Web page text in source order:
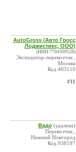
AutoGross (Авто Гросс
Лоджистикс, ООО)
(ИНН:7704309528)
Экспедитор-перевозчик ,
Москва
Код:403110
#11
Вадо (удалена)
Перевозчик ,
Нижний Новгород
Код:938197